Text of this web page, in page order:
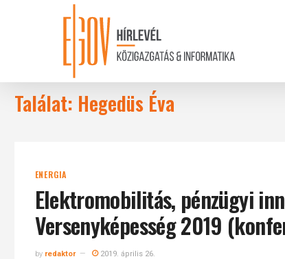
Találat: Hegedüs Éva
ENERGIA
Elektromobilitás, pénzügyi
Versenyképesség 2019
by redaktor 2019. április 26.